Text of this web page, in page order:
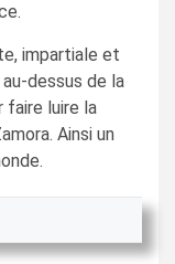
impartiale et
dessus de la
faire luire la
Ainsi un